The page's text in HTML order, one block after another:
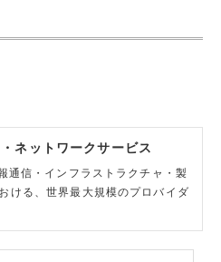
ネットワークサービス
通信・インフラストラクチャ・製
ける、世界最大規模のプロバイダ